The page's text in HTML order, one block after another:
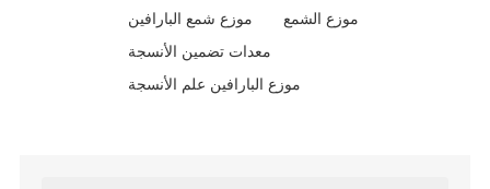
موزع شمع البارافين
موزع الشمع
معدات تضمين الأنسجة
موزع البارافين علم الأنسجة